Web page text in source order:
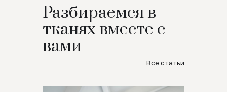
Разбираемся в
тканях вместе с
вами
Все статьи